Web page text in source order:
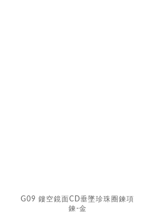
G09 鏤空鏡面CD垂墜珍珠圈鍊項
鍊-金